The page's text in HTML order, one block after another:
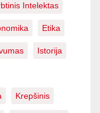
Intelektas
Etika
Istorija
Krepšinis